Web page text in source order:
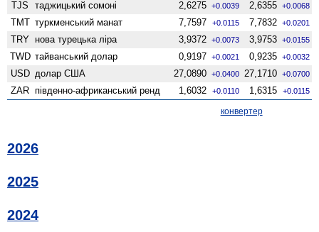
TJS таджицький сомоні 2,6275 +0.0039 2,6355 +0.0068
TMT туркменський манат 7,7597 +0.0115 7,7832 +0.0201
TRY нова турецька ліра 3,9372 +0.0073 3,9753 +0.0155
TWD тайванський долар 0,9197 +0.0021 0,9235 +0.0032
USD долар США 27,0890 +0.0400 27,1710 +0.0700
ZAR південно-африканський ренд 1,6032 +0.0110 1,6315 +0.0115
конвертер
2026
2025
2024